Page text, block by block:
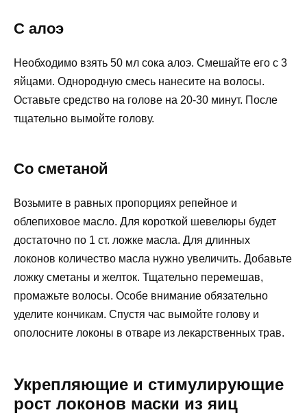
С алоэ
Необходимо взять 50 мл сока алоэ. Смешайте его с 3
яйцами. Однородную смесь нанесите на волосы.
Оставьте средство на голове на 20-30 минут. После
тщательно вымойте голову.
Со сметаной
Возьмите в равных пропорциях репейное и
облепиховое масло. Для короткой шевелюры будет
достаточно по 1 ст. ложке масла. Для длинных
локонов количество масла нужно увеличить. Добавьте
ложку сметаны и желток. Тщательно перемешав,
промажьте волосы. Особе внимание обязательно
уделите кончикам. Спустя час вымойте голову и
ополосните локоны в отваре из лекарственных трав.
Укрепляющие и стимулирующие
рост локонов маски из яиц